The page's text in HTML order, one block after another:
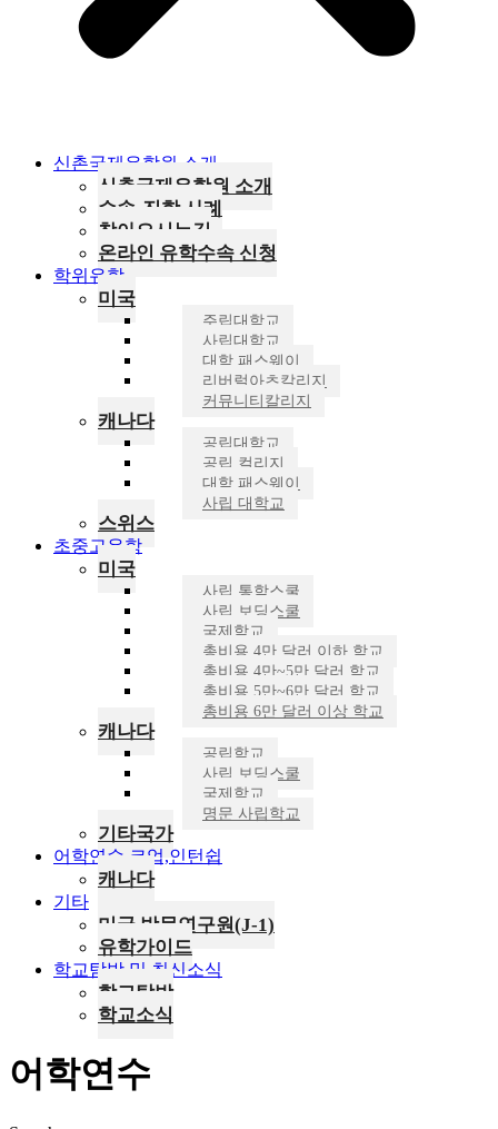
신촌국제유학원 소개
신촌국제유학원 소개
수속·진학 사례
찾아오시는길
온라인 유학수속 신청
학위유학
미국
주립대학교
사립대학교
대학 패스웨이
리버럴아츠칼리지
커뮤니티칼리지
캐나다
공립대학교
공립 컬리지
대학 패스웨이
사립 대학교
스위스
초중고유학
미국
사립 통학스쿨
사립 보딩스쿨
국제학교
총비용 4만 달러 이하 학교
총비용 4만~5만 달러 학교
총비용 5만~6만 달러 학교
총비용 6만 달러 이상 학교
캐나다
공립학교
사립 보딩스쿨
국제학교
명문 사립학교
기타국가
어학연수,코업,인턴쉽
캐나다
기타
미국 방문연구원(J-1)
유학가이드
학교탐방 및 최신소식
학교탐방
학교소식
어학연수